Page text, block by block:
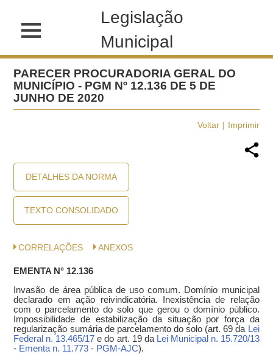
Legislação
Municipal
PARECER PROCURADORIA GERAL DO
MUNICÍPIO - PGM Nº 12.136 DE 5 DE
JUNHO DE 2020
Voltar Imprimir
DETALHES DA NORMA
TEXTO CONSOLIDADO
CORRELAÇÕES ANEXOS
EMENTA N° 12.136
Invasão de área pública de uso comum. Domínio municipal
declarado em ação reivindicatória. Inexistência de relação
com o parcelamento do solo que gerou o domínio público.
Impossibilidade de estabilização da situação por força da
regularização sumária de parcelamento do solo (art. 69 da Lei
Federal n. 13.465/17 e do art. 19 da Lei Municipal n. 15.720/13
- Ementa n. 11.773 - PGM-AJC).